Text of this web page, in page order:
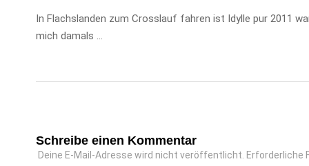
In Flachslanden zum Crosslauf fahren ist Idylle pur 2011
mich damals …
Schreibe einen Kommentar
Deine E-Mail-Adresse wird nicht veröffentlicht. Erforderliche